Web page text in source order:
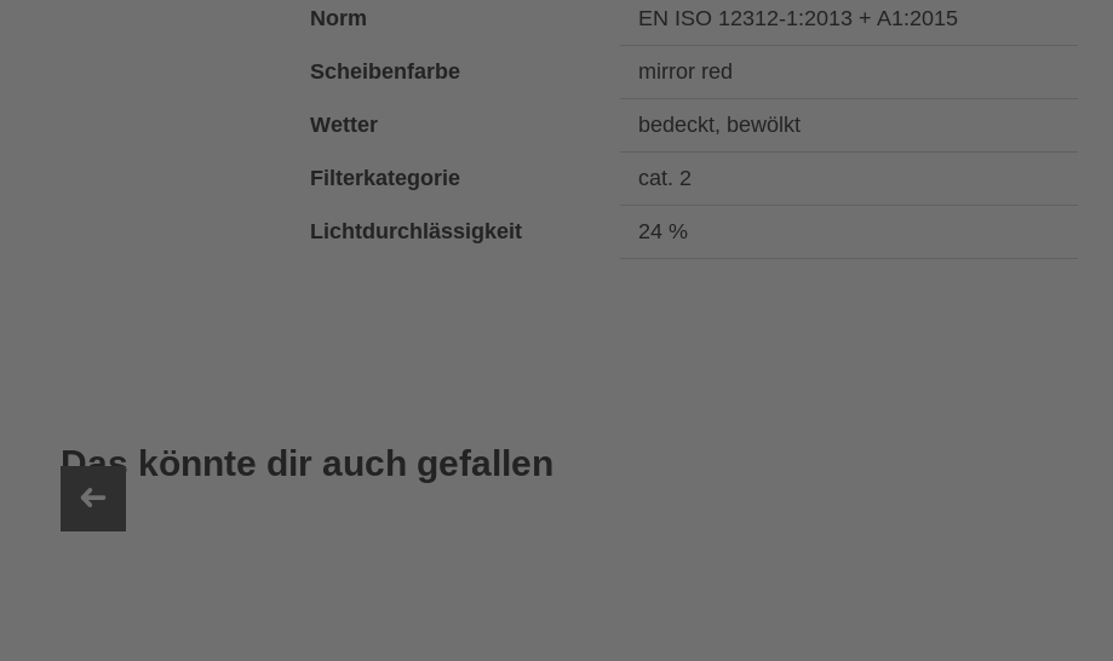
Norm EN ISO 12312-1:2013 + A1:2015
Scheibenfarbe mirror red
Wetter bedeckt, bewölkt
Filterkategorie cat. 2
Lichtdurchlässigkeit 24 %
Das könnte dir auch gefallen